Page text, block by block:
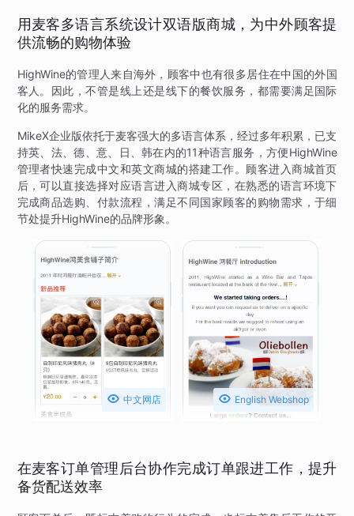
用麦客多语言系统设计双语版商城，为中外顾客提
供流畅的购物体验
HighWine的管理人来自海外，顾客中也有很多居住在中国的外国
客人。因此，不管是线上还是线下的餐饮服务，都需要满足国际
化的服务需求。
MikeX企业版依托于麦客强大的多语言体系，经过多年积累，已支
持英、法、德、意、日、韩在内的11种语言服务，方便HighWine
管理者快速完成中文和英文商城的搭建工作。顾客进入商城首页
后，可以直接选择对应语言进入商城专区，在熟悉的语言环境下
完成商品选购、付款流程，满足不同国家顾客的购物需求，于细
节处提升HighWine的品牌形象。
 中文网店  English Webshop
在麦客订单管理后台协作完成订单跟进工作，提升
备货配送效率